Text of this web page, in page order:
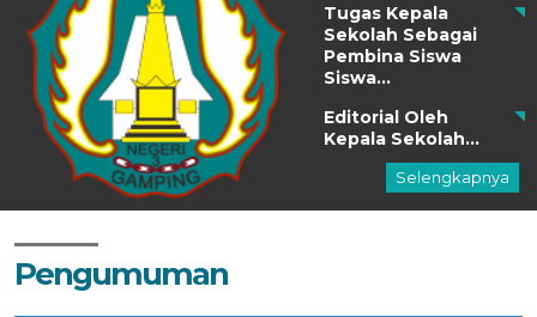
Tugas Kepala
Sekolah Sebagai
Pembina Siswa
Siswa...
Editorial Oleh
Kepala Sekolah...
Selengkapnya
Pengumuman